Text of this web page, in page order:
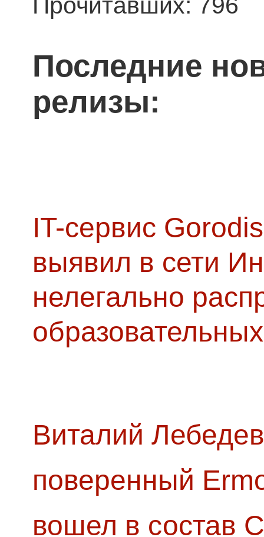
Последние
релизы:
IT-сервис
выявил в сети
нелегально
Виталий
поверенный
вошел в состав